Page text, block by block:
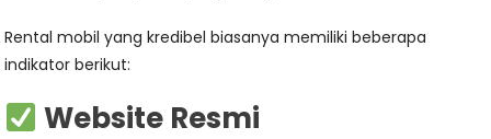
Rental mobil yang kredibel biasanya memiliki beberapa
indikator berikut:
Website Resmi